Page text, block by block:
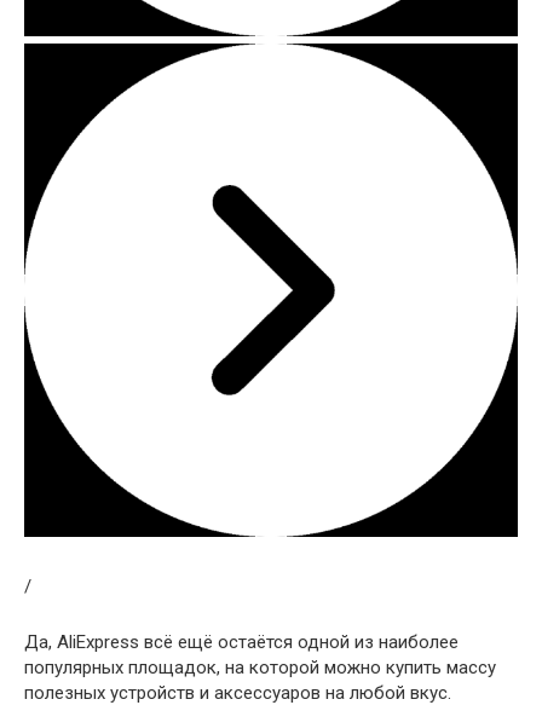
/
Да, AliExpress всё ещё остаётся одной из наиболее
популярных площадок, на которой можно купить массу
полезных устройств и аксессуаров на любой вкус.